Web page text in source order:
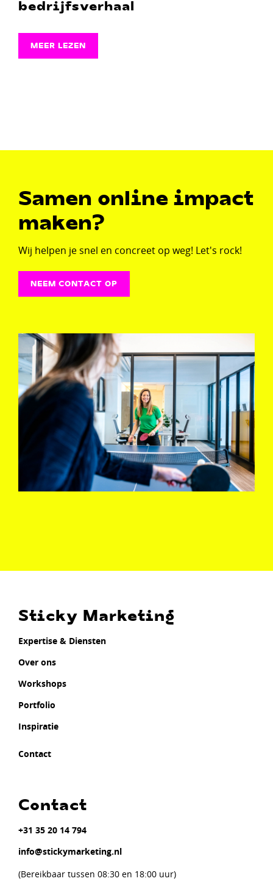
bedrijfsverhaal
MEER LEZEN
Samen online impact
maken?
Wij helpen je snel en concreet op weg! Let's rock!
NEEM CONTACT OP
Sticky Marketing
Expertise & Diensten
Over ons
Workshops
Portfolio
Inspiratie
Contact
Contact
+31 35 20 14 794
info@stickymarketing.nl
(Bereikbaar tussen 08:30 en 18:00 uur)